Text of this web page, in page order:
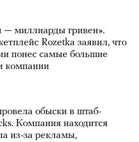
миллиарды гривен».
Rozetka заявил, что
понес самые большие
компании
обыски в штаб-
Компания находится
из-за рекламы,